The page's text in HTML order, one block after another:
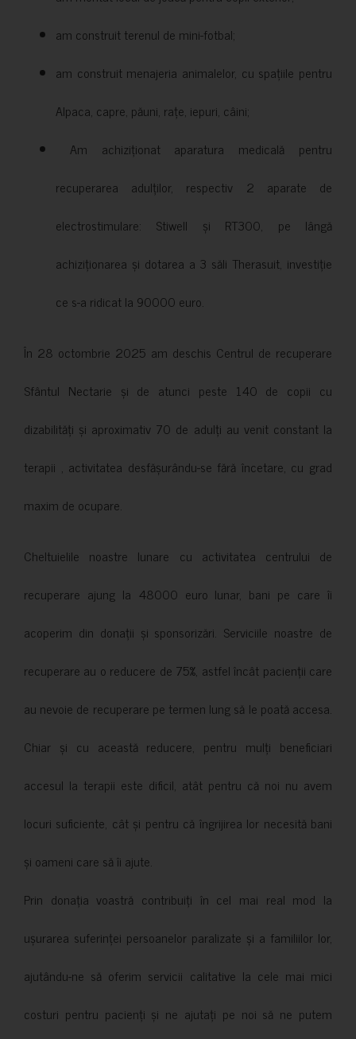
am construit terenul de mini-fotbal;
am construit menajeria animalelor, cu spațiile pentru
Alpaca, capre, păuni, rațe, iepuri, câini;
Am achiziționat aparatura medicală pentru
recuperarea adulților, respectiv 2 aparate de
electrostimulare: Stiwell și RT300, pe lângă
achiziționarea și dotarea a 3 săli Therasuit, investiție
ce s-a ridicat la 90000 euro.
În 28 octombrie 2025 am deschis Centrul de recuperare
Sfântul Nectarie și de atunci peste 140 de copii cu
dizabilități și aproximativ 70 de adulți au venit constant la
terapii , activitatea desfășurându-se fără încetare, cu grad
maxim de ocupare.
Cheltuielile noastre lunare cu activitatea centrului de
recuperare ajung la 48000 euro lunar, bani pe care îi
acoperim din donații și sponsorizări. Serviciile noastre de
recuperare au o reducere de 75%, astfel încât pacienții care
au nevoie de recuperare pe termen lung să le poată accesa.
Chiar și cu această reducere, pentru mulți beneficiari
accesul la terapii este dificil, atât pentru că noi nu avem
locuri suficiente, cât și pentru că îngrijirea lor necesită bani
și oameni care să îi ajute.
Prin donația voastră contribuiți în cel mai real mod la
ușurarea suferinței persoanelor paralizate și a familiilor lor,
ajutându-ne să oferim servicii calitative la cele mai mici
costuri pentru pacienți și ne ajutați pe noi să ne putem